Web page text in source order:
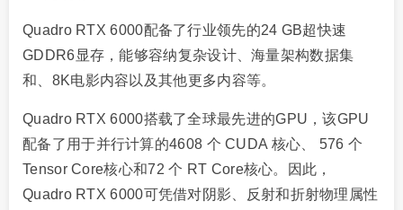
Quadro RTX 6000配备了行业领先的24 GB超快速
GDDR6显存，能够容纳复杂设计、海量架构数据集
和、8K电影内容以及其他更多内容等。
Quadro RTX 6000搭载了全球最先进的GPU，该GPU
配备了用于并行计算的4608 个 CUDA 核心、 576 个
Tensor Core核心和72 个 RT Core核心。因此，
Quadro RTX 6000可凭借对阴影、反射和折射物理属性